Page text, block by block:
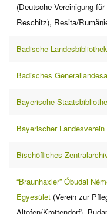
(Deutsche Vereinigung für
Reschitz), Resita/
Badische Landesbibliothek
Badisches
Bayerische
Bayerischer
Bischöfliches
“Braunhaxler” Óbudai
Egyesület (Verein zur